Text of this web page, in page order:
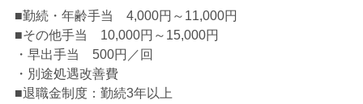
■勤続・年齢手当 4,000円～11,000円
■その他手当 10,000円～15,000円
・早出手当 500円／回
・別途処遇改善費
■退職金制度：勤続3年以上